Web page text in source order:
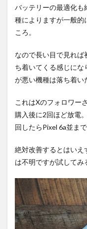
バッテリーの最適化も
種によりますが一般的
ころ。
なので長い目で見れ
ち着いてくる感じにな
が悪い機種は落ち着い
これはXのフォロワー
購入後に2回ほど放電
回したらPixel 6a並ま
絶対改善するとはいえ
は不明ですが試してみ